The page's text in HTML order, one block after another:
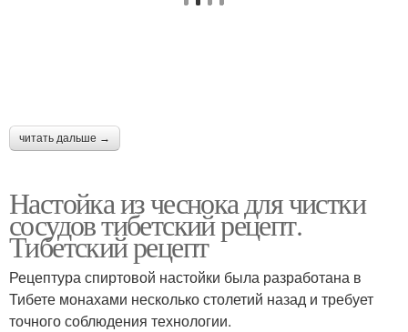
читать дальше →
Настойка из чеснока для чистки
сосудов тибетский рецепт.
Тибетский рецепт
Рецептура спиртовой настойки была разработана в
Тибете монахами несколько столетий назад и требует
точного соблюдения технологии.